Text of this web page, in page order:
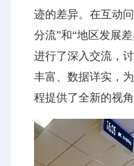
迹的差异。在互动
分流”和“地区发展
进行了深入交流，
丰富、数据详实，
程提供了全新的视角